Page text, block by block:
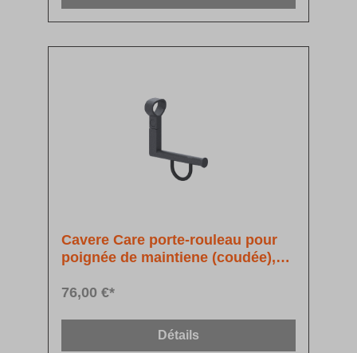
Cavere Care porte-rouleau pour
poignée de maintiene (coudée),
76,00 €*
Détails